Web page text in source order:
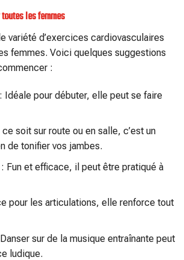
les femmes
variété d’exercices cardiovasculaires
femmes. Voici quelques suggestions
:
Idéale pour débuter, elle peut se faire
soit sur route ou en salle, c’est un
de tonifier vos jambes.
Fun et efficace, il peut être pratiqué à
pour les articulations, elle renforce tout
sur de la musique entraînante peut
ludique.